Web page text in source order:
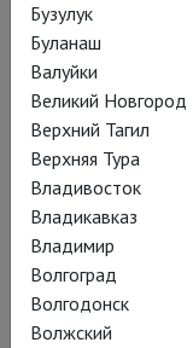
Вадим
Евгений
Театре
Бузулук
Буланаш
Валуйки
Великий Новгород
Верхний Тагил
Верхняя Тура
Владивосток
Владикавказ
Владимир
Волгоград
Волгодонск
Волжский